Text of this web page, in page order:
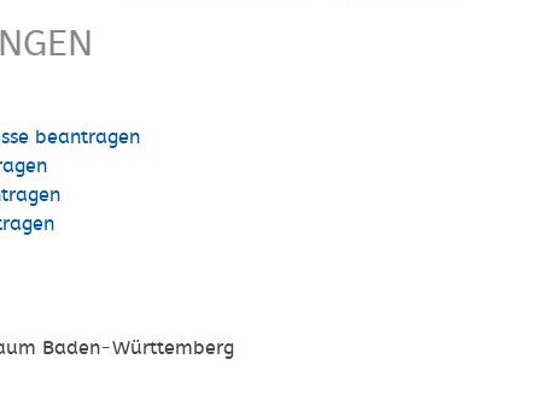
beantragen
Baden-Württemberg